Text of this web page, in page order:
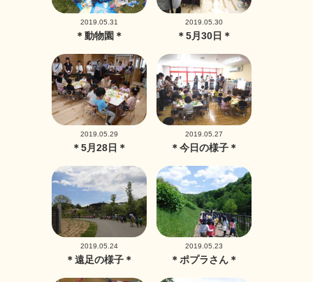
2019.05.31
＊動物園＊
2019.05.30
＊5月30日＊
2019.05.29
＊5月28日＊
2019.05.27
＊今日の様子＊
2019.05.24
＊遠足の様子＊
2019.05.23
＊ポプラさん＊